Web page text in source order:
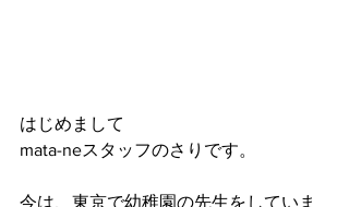
はじめまして
mata-neスタッフのさりです。
今は、東京で幼稚園の先生をしていま